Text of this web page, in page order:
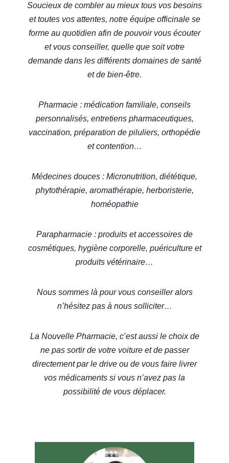
Soucieux de combler au mieux tous vos besoins
et toutes vos attentes, notre équipe officinale se
forme au quotidien afin de pouvoir vous écouter
et vous conseiller, quelle que soit votre
demande dans les différents domaines de santé
et de bien-être.
Pharmacie : médication familiale, conseils
personnalisés, entretiens pharmaceutiques,
vaccination, préparation de piluliers, orthopédie
et contention…
Médecines douces : Micronutrition, diététique,
phytothérapie, aromathérapie, herboristerie,
homéopathie
Parapharmacie : produits et accessoires de
cosmétiques, hygiène corporelle, puériculture et
produits vétérinaire…
Nous sommes là pour vous conseiller alors
n’hésitez pas à nous solliciter…
La Nouvelle Pharmacie, c’est aussi le choix de
ne pas sortir de votre voiture et de passer
directement par le drive ou de vous faire livrer
vos médicaments si vous n’avez pas la
possibilité de vous déplacer.